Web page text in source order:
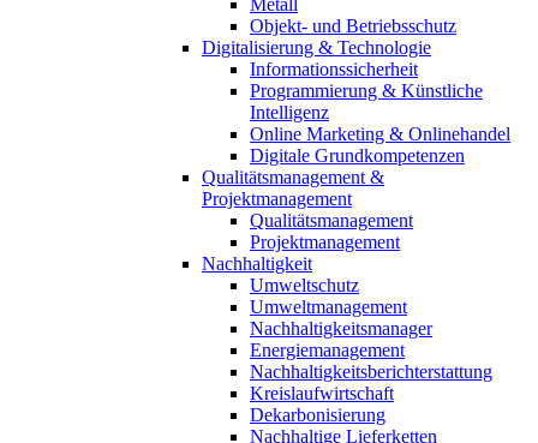
Objekt- und Betriebsschutz
Digitalisierung & Technologie
Informationssicherheit
Programmierung & Künstliche
Intelligenz
Online Marketing & Onlinehandel
Digitale Grundkompetenzen
Qualitätsmanagement &
Projektmanagement
Qualitätsmanagement
Projektmanagement
Nachhaltigkeit
Umweltschutz
Umweltmanagement
Nachhaltigkeitsmanager
Energiemanagement
Nachhaltigkeitsberichterstattung
Kreislaufwirtschaft
Dekarbonisierung
Nachhaltige Lieferketten